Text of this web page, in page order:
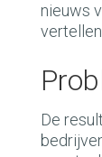
nieuws
De